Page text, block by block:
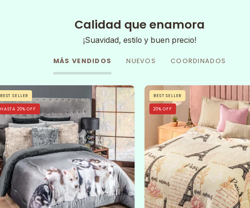
Calidad que enamora
¡Suavidad, estilo y buen precio!
MÁS VENDIDOS NUEVOS COORDINADOS
Cobertor
Huskys
BEST SELLER
HASTA 20% OFF
neatly
made
bed
features
the
Cobertor
Flannel
Extra
Suave
BEST SELLER
20% OFF